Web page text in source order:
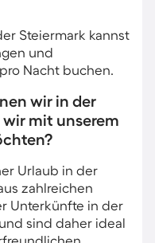
Steiermark kannst
und
Nacht buchen.
wir in der
mit unserem
Urlaub in der
zahlreichen
Unterkünfte in der
sind daher ideal